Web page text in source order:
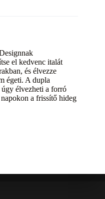
el kedvenc italát
és élvezze
égeti. A dupla
úgy élvezheti a forró
a frissítő hideg